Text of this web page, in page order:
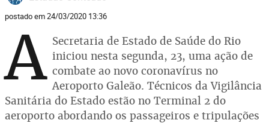
postado em 24/03/2020 13:36
A Secretaria de Estado de Saúde do Rio
iniciou nesta segunda, 23, uma ação de
combate ao novo coronavírus no
Aeroporto Galeão. Técnicos da Vigilância
Sanitária do Estado estão no Terminal 2 do
aeroporto abordando os passageiros e tripulações